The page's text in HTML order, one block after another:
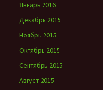
Январь 2016
Декабрь 2015
Ноябрь 2015
Октябрь 2015
Сентябрь 2015
Август 2015